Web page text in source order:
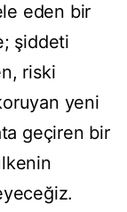
eden bir
şiddeti
riski
yeni
geçiren bir